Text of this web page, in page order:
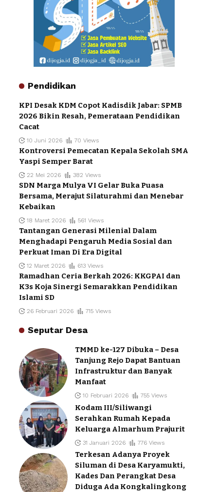
Pendidikan
KPI Desak KDM Copot Kadisdik Jabar: SPMB
2026 Bikin Resah, Pemerataan Pendidikan
Cacat
10 Juni 2026 70 Views
Kontroversi Pemecatan Kepala Sekolah SMA
Yaspi Semper Barat
22 Mei 2026 382 Views
SDN Marga Mulya VI Gelar Buka Puasa
Bersama, Merajut Silaturahmi dan Menebar
Kebaikan
18 Maret 2026 561 Views
Tantangan Generasi Milenial Dalam
Menghadapi Pengaruh Media Sosial dan
Perkuat Iman Di Era Digital
12 Maret 2026 613 Views
Ramadhan Ceria Berkah 2026: KKGPAI dan
K3s Koja Sinergi Semarakkan Pendidikan
Islami SD
26 Februari 2026 715 Views
Seputar Desa
TMMD ke-127 Dibuka – Desa
Tanjung Rejo Dapat Bantuan
Infrastruktur dan Banyak
Manfaat
10 Februari 2026 755 Views
Kodam III/Siliwangi
Serahkan Rumah Kepada
Keluarga Almarhum Prajurit
31 Januari 2026 776 Views
Terkesan Adanya Proyek
Siluman di Desa Karyamukti,
Kades Dan Perangkat Desa
Diduga Ada Kongkalingkong